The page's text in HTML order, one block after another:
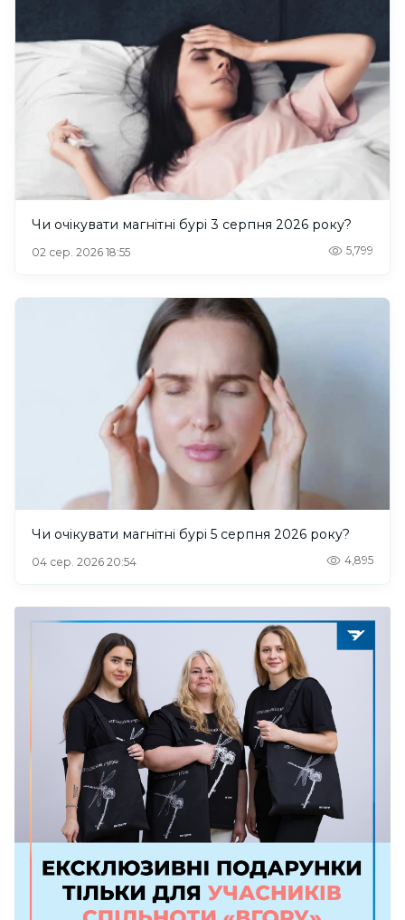
Чи очікувати магнітні бурі 3 серпня 2026 року?
02 сер. 2026 18:55 5,799
Чи очікувати магнітні бурі 5 серпня 2026 року?
04 сер. 2026 20:54 4,895